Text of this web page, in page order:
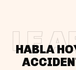
HABLA
LE